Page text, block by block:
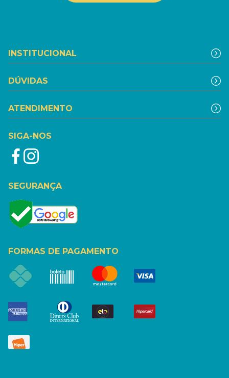
INSTITUCIONAL
DÚVIDAS
ATENDIMENTO
SIGA-NOS
SEGURANÇA
FORMAS DE PAGAMENTO